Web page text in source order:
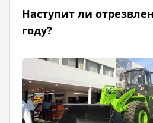
Наступит ли
году?